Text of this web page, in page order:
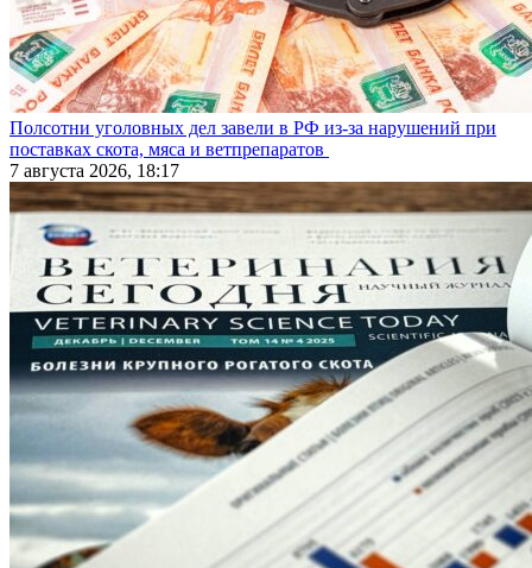
Полсотни уголовных дел завели в РФ из-за нарушений при
поставках скота, мяса и ветпрепаратов
7 августа 2026, 18:17